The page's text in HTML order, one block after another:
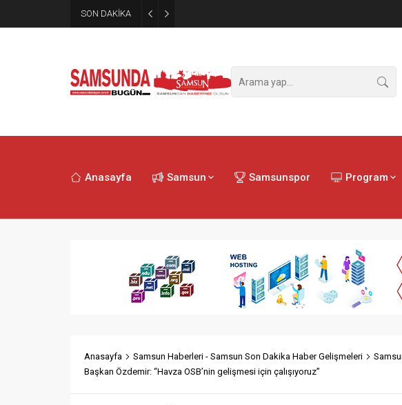
SON DAKİKA
Anasayfa Samsun Samsunspor Program
Anasayfa Samsun Haberleri - Samsun Son Dakika Haber Gelişmeleri
Başkan Özdemir: “Havza OSB’nin gelişmesi için çalışıyoruz”